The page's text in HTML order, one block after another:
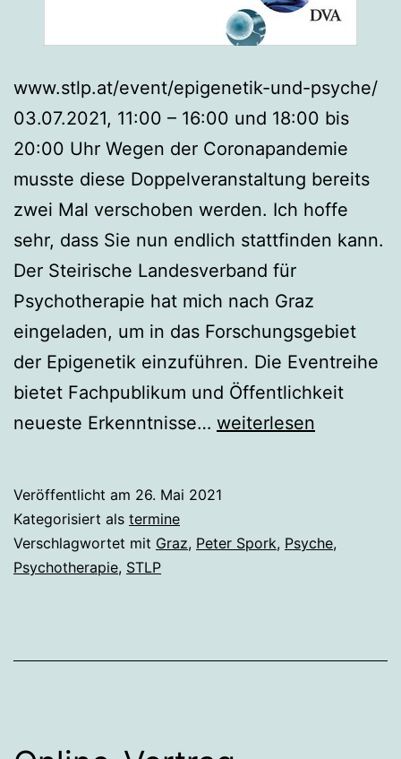
www.stlp.at/event/epigenetik-und-psyche/
03.07.2021, 11:00 – 16:00 und 18:00 bis
20:00 Uhr Wegen der Coronapandemie
musste diese Doppelveranstaltung bereits
zwei Mal verschoben werden. Ich hoffe
sehr, dass Sie nun endlich stattfinden kann.
Der Steirische Landesverband für
Psychotherapie hat mich nach Graz
eingeladen, um in das Forschungsgebiet
der Epigenetik einzuführen. Die Eventreihe
bietet Fachpublikum und Öffentlichkeit
neueste Erkenntnisse… Graz,
Psyche
weiterlesen
Veröffentlicht am 26. Mai 2021
Kategorisiert als termine
Verschlagwortet mit Graz, Peter Spork, Psyche,
Psychotherapie, STLP